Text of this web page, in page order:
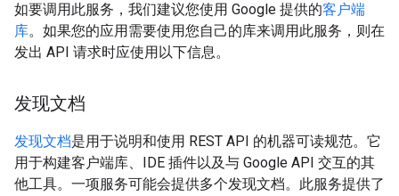
如要调用此服务，我们建议您使用 Google 提供的客户端
库。如果您的应用需要使用您自己的库来调用此服务，则在
发出 API 请求时应使用以下信息。
发现文档
发现文档是用于说明和使用 REST API 的机器可读规范。它
用于构建客户端库、IDE 插件以及与 Google API 交互的其
他工具。一项服务可能会提供多个发现文档。此服务提供了